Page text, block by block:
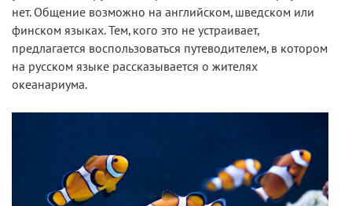
нет. Общение возможно на английском, шведском или
финском языках. Тем, кого это не устраивает,
предлагается воспользоваться путеводителем, в котором
на русском языке рассказывается о жителях
океанариума.